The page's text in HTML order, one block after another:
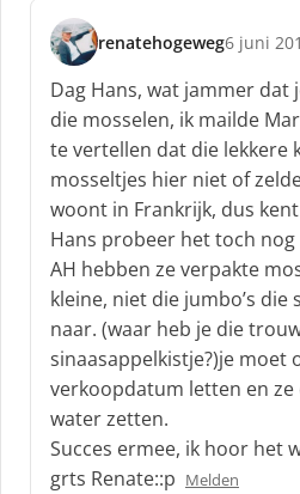
renatehogeweg
s
c
h
r
e
e
f
:
6 juni
Dag Hans, wat jammer
die mosselen, ik mailde
te vertellen dat die lekkere
mosseltjes hier niet of
woont in Frankrijk, dus
Hans probeer het toch nog
AH hebben ze verpakte
kleine, niet die jumbo’s die
naar. (waar heb je die
sinaasappelkistje?)je moet
verkoopdatum letten en
water zetten.
Succes ermee, ik hoor het
grts Renate::p Melden